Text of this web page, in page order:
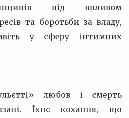
під впливом
та боротьби за владу,
у сферу інтимних
любов і смерть
Їхнє кохання, що